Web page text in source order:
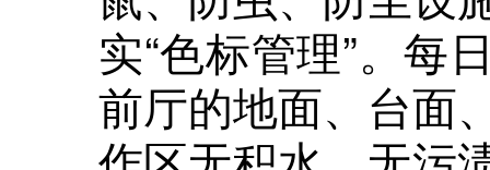
实“色标管理”。每
前厅的地面、台面